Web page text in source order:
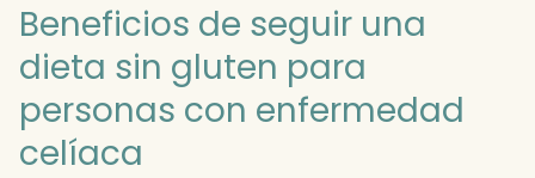
Beneficios de seguir una
dieta sin gluten para
personas con enfermedad
celíaca